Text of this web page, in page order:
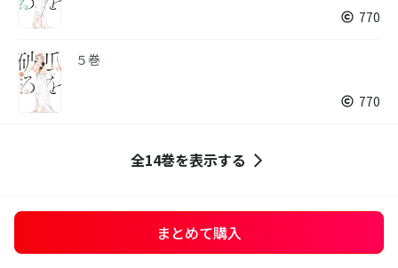
770
５巻
770
全14巻を表示する
まとめて購入